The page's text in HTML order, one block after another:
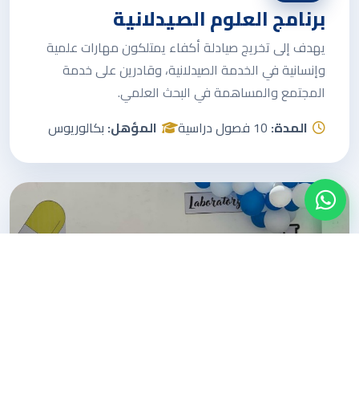
برنامج العلوم الصيدلانية
يهدف إلى تخريج صيادلة أكفاء يمتلكون مهارات علمية
وإنسانية في الخدمة الصيدلانية، وقادرين على خدمة
المجتمع والمساهمة في البحث العلمي.
المدة:10 فصول دراسية المؤهل:بكالوريوس